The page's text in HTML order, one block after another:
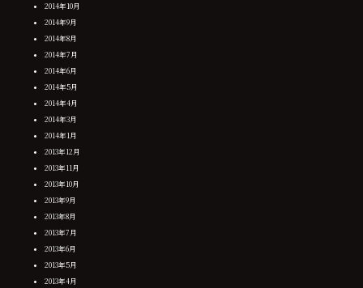
2014年10月
2014年9月
2014年8月
2014年7月
2014年6月
2014年5月
2014年4月
2014年3月
2014年1月
2013年12月
2013年11月
2013年10月
2013年9月
2013年8月
2013年7月
2013年6月
2013年5月
2013年4月